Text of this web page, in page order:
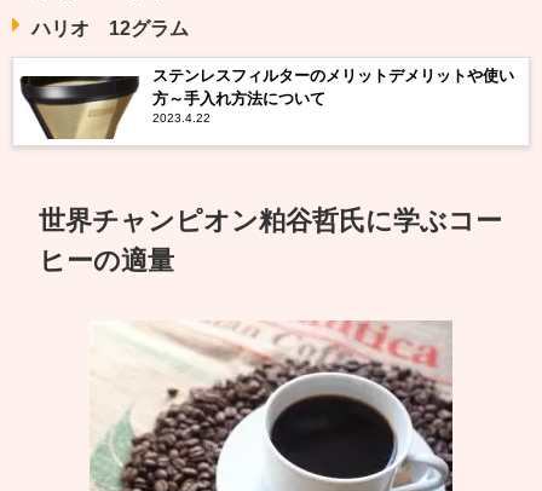
ハリオ 12グラム
ステンレスフィルターのメリットデメリットや使い
方～手入れ方法について
2023.4.22
世界チャンピオン粕谷哲氏に学ぶコー
ヒーの適量